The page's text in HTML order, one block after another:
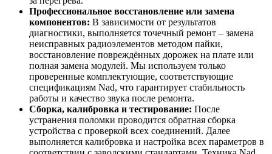
Профессиональное восстановление или замена
компонентов: В зависимости от результатов
диагностики, выполняется точечный ремонт – замена
неисправных радиоэлементов методом пайки,
восстановление повреждённых дорожек на плате или
полная замена модулей. Мы используем только
проверенные комплектующие, соответствующие
спецификациям Nad, что гарантирует стабильность
работы и качество звука после ремонта.
Сборка, калибровка и тестирование: После
устранения поломки проводится обратная сборка
устройства с проверкой всех соединений. Далее
выполняется калибровка и настройка всех параметров в